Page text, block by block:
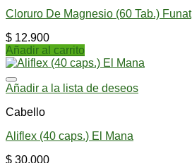
Cloruro De Magnesio (60 Tab.) Funat
$ 12.900
Añadir al carrito
Añadir a la lista de deseos
Cabello
Aliflex (40 caps.) El Mana
$ 30.000